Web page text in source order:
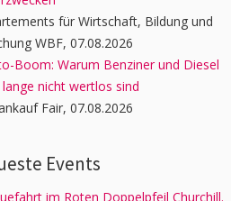
für Wirtschaft, Bildung und
WBF, 07.08.2026
Boom: Warum Benziner und Diesel
nicht wertlos sind
Fair, 07.08.2026
Events
im Roten Doppelpfeil Churchill.